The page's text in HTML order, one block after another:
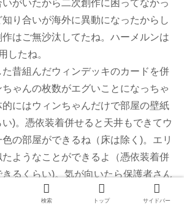
がいたから二次創作に困ってなかっ
り合いが海外に異動になったからし
はご無沙汰してたね。ハーメルンは
したね。
た昔組んだウィンデッキのカードを併
ゃんの枚数がエグいことになっちゃ
的にはウィンちゃんだけで部屋の壁紙
)。憑依装着併せると天井もできてウ
色の部屋ができるね（床は除く)。エリ
ようなことができるよ（憑依装着併
るくらい)。気が向いたら保護者さん
てみるよ。例によってこのコメントは
検索 トップ サイドバー